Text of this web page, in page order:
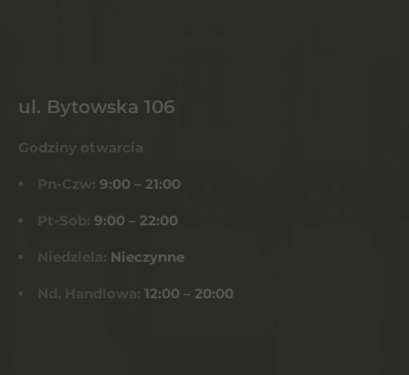
ul. Bytowska 106
Godziny otwarcia
Pn-Czw: 9:00 – 21:00
Pt-Sob: 9:00 – 22:00
Niedziela: Nieczynne
Nd. Handlowa: 12:00 – 20:00